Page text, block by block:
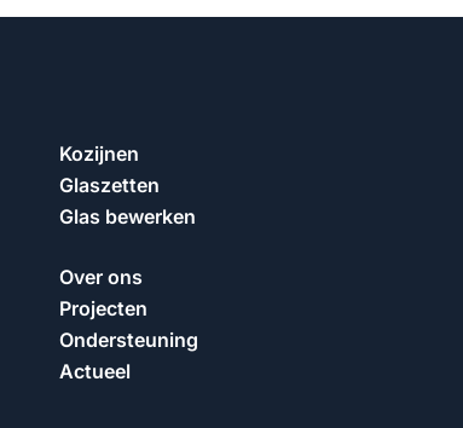
Kozijnen
Glaszetten
Glas bewerken
Over ons
Projecten
Ondersteuning
Actueel